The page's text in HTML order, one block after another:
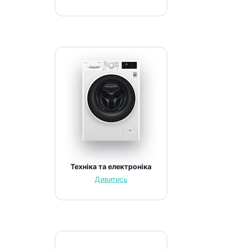
Техніка та електроніка
Дивитись